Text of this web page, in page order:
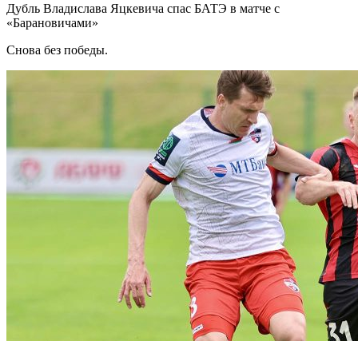
Дубль Владислава Яцкевича спас БАТЭ в матче с
«Барановичами»
Снова без победы.